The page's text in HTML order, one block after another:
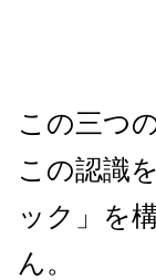
この三つ
この認識
ック」を
ん。